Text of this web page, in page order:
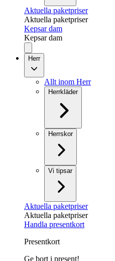
Aktuella paketpriser
Aktuella paketpriser
Kepsar dam
Kepsar dam
Herr
Allt inom Herr
Herrkläder
Herrskor
Vi tipsar
Aktuella paketpriser
Aktuella paketpriser
Handla presentkort
Presentkort
Ge bort i present!